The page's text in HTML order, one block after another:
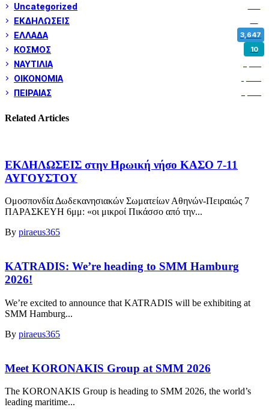
Uncategorized
ΕΚΔΗΛΩΣΕΙΣ
ΕΛΛΑΔΑ 3,647
ΚΟΣΜΟΣ 10
ΝΑΥΤΙΛΙΑ
ΟΙΚΟΝΟΜΙΑ
ΠΕΙΡΑΙΑΣ
Related Articles
ΕΚΔΗΛΩΣΕΙΣ στην Ηρωική νήσο ΚΑΣΟ 7-11
ΑΥΓΟΥΣΤΟΥ
Ομοσπονδία Δωδεκανησιακών Σωματείων Αθηνών-Πειραιώς 7
ΠΑΡΑΣΚΕΥΗ 6μμ: «οι μικροί Πικάσσο από την...
By piraeus365
KATRADIS: We’re heading to SMM Hamburg
2026!
We’re excited to announce that KATRADIS will be exhibiting at
SMM Hamburg...
By piraeus365
Meet KORONAKIS Group at SMM 2026
The KORONAKIS Group is heading to SMM 2026, the world’s
leading maritime...